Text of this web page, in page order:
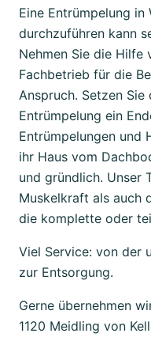
Eine Entrümpelung in
durchzuführen kann
Nehmen Sie die Hilfe
Fachbetrieb für die
Anspruch. Setzen
Entrümpelung ein
Entrümpelungen und
ihr Haus vom
und gründlich. Unser
Muskelkraft als auch
die komplette oder
Viel Service: von der
zur Entsorgung.
Gerne übernehmen
1120 Meidling von